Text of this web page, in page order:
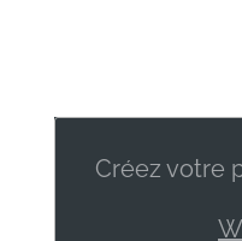
Créez votre